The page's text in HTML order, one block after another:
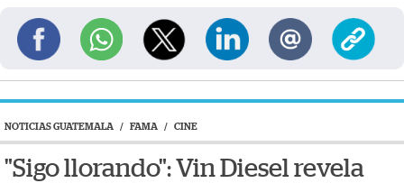
NOTICIAS GUATEMALA / FAMA / CINE
"Sigo llorando": Vin Diesel revela